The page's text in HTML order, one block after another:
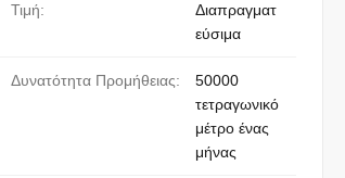
Τιμή:
Διαπραγματ
εύσιμα
Δυνατότητα Προμήθειας:
50000
τετραγωνικό
μέτρο ένας
μήνας